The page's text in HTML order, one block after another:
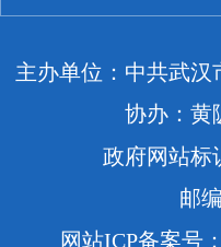
主办单位：中共武
协办：黄
政府网站标
邮
网站ICP备案号